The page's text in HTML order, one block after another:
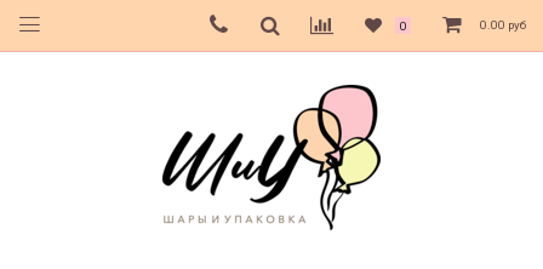
0 0.00 руб